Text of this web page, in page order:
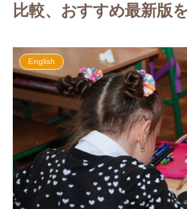
比較、おすすめ最新版
English